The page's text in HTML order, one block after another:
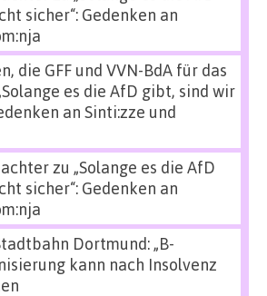
sicher“: Gedenken an
die GFF und VVN-BdA für das
es die AfD gibt, sind wir
an Sinti:zze und
zu „Solange es die AfD
sicher“: Gedenken an
Dortmund: „B-
kann nach Insolvenz